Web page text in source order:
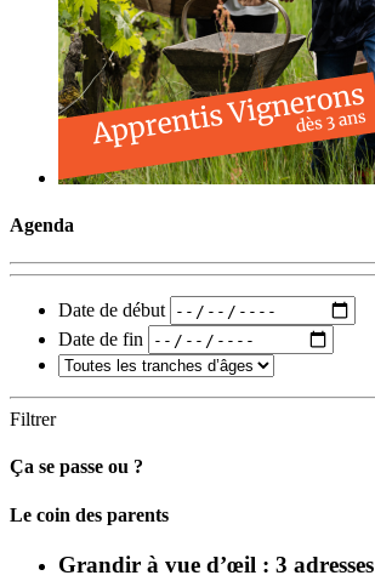
Agenda
Date de début
Date de fin
Filtrer
Ça se passe ou ?
Carto
Le coin des parents
Grandir à vue d’œil : 3 adresses